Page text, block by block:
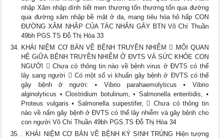
nhập Xâm nhập dính tiết men thương tổn thương tổn qua đường
qua đường xâm nhập bề mặt ở da, mang tiêu hóa hô hấp CON
ĐƯỜNG XÂM NHẬP CỦA TÁC NHÂN GÂY BTN Võ Chí Thuần
49bh PGS.TS Đỗ Thị Hòa 33
KHÁI NIỆM CƠ BẢN VỀ BỆNH TRUYỀN NHIỄM  MỐI QUAN
HỆ GiỮA BỆNH TRUYỀN NHIỄM Ở ĐVTS VÀ SỨC KHỎE CON
NGƯỜI  Chưa có thông tin nào về bệnh virus ở ĐVTS có thể
lây sang người  Có một số vi khuẩn gây bệnh ở ĐVTS có thể
gây bệnh ở người: • Vibrio parahaemolyticus • Vibrio
alginolyticus • Clostridium botulinum, • Salmonella enteritidis, •
Proteus vulgaris • Salmonella suipestifer,  Chưa có thông tin
nào về nấm gây bệnh ở ĐVTS có thể lây nhiễm và gây bệnh cho
con người Võ Chí Thuần 49bh PGS.TS Đỗ Thị Hòa 34
. KHÁI NIỆM CƠ BẢN VỀ BỆNH KÝ SINH TRÙNG Hiện tượng